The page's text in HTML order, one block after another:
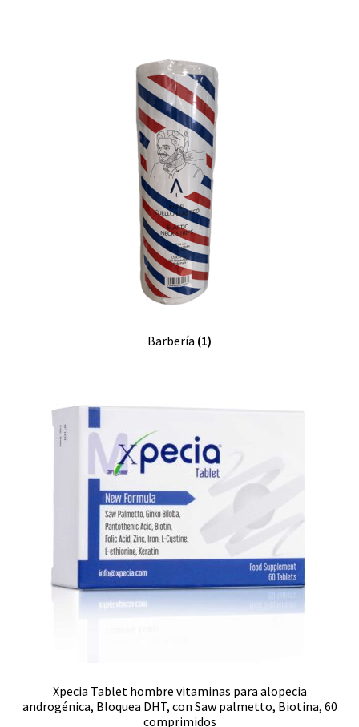
Barbería (1)
Xpecia Tablet hombre vitaminas para alopecia
androgénica, Bloquea DHT, con Saw palmetto, Biotina, 60
comprimidos